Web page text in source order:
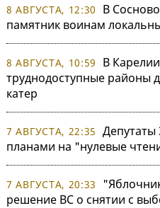
8 АВГУСТА, 12:30
В
памятник воинам
8 АВГУСТА, 10:59
В
труднодоступные районы
катер
7 АВГУСТА, 22:35 Депутаты
планами на "нулевые
7 АВГУСТА, 20:33
решение ВС о снятии с